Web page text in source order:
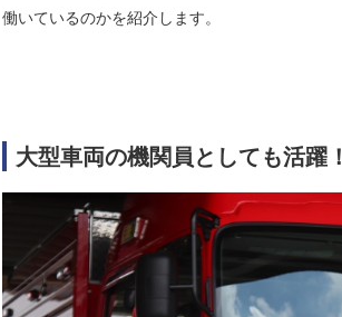
働いているのかを紹介します。
大型車両の機関員としても活躍！